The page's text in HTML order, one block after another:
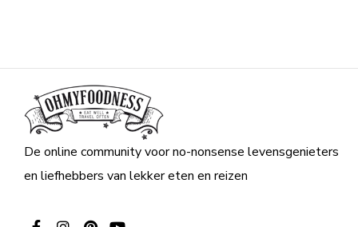
De online community voor no-nonsense levensgenieters
en liefhebbers van lekker eten en reizen